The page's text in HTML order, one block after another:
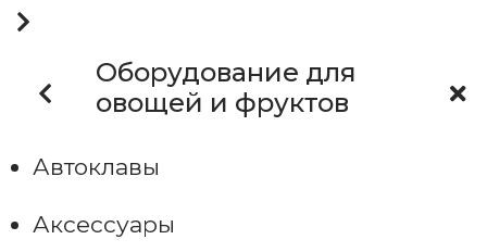
Оборудование для
овощей и фруктов
Автоклавы
Аксессуары